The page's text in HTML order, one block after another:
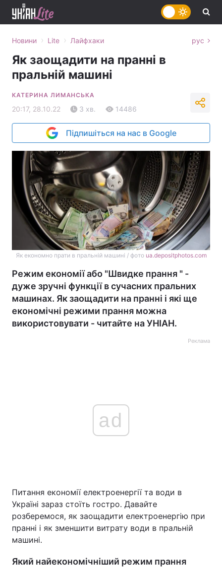
Україна Політика
Економіка Світ
Новини › Lite › Лайфхаки рус
Як заощадити на пранні в
пральній машині
КАТЕРИНА ЛИМАНСЬКА
20:17, 28.10.22 3 хв. 14486
Підпишіться на нас в Google
Як економно прати в пральній машині / фото ua.depositphotos.com
Режим економії або "Швидке прання " -
дуже зручні функції в сучасних пральних
машинах. Як заощадити на пранні і які ще
економічні режими прання можна
використовувати - читайте на УНІАН.
Реклама
ad
Питання економії електроенергії та води в
Україні зараз стоїть гостро. Давайте
розберемося, як заощадити електроенергію при
пранні і як зменшити витрату води в пральній
машині.
Який найекономічніший режим прання